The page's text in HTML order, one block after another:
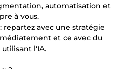
automatisation et
à vous.
repartez avec une stratégie
et ce avec du
l'IA.